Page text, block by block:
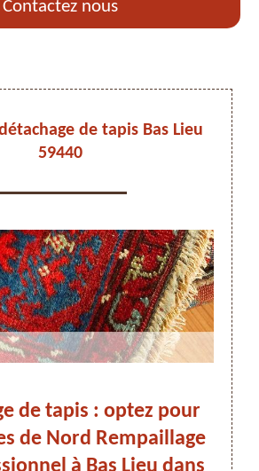
Contactez nous
de tapis Bas Lieu
59440
de tapis : optez pour
de Nord Rempaillage